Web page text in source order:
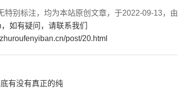
特别标注，均为本站原创文章，于2022-09-13，由
如有疑问，请联系我们
post/20.html
有没有真正的纯